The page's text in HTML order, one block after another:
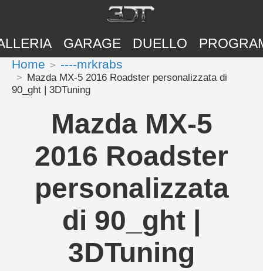
GARAGE DUELLO
Home ----mrkrabs
Mazda MX-5 2016 Roadster personalizzata di
90_ght | 3DTuning
Mazda MX-5
2016 Roadster
personalizzata
di 90_ght |
3DTuning